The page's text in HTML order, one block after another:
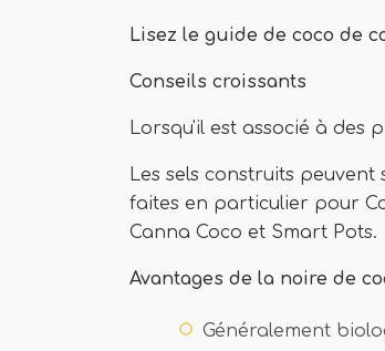
Lisez le guide de coco de
Conseils croissants
Lorsqu'il est associé à des
Les sels construits
faites en particulier pour
Canna Coco et Smart Pots.
Avantages de la noire de
Généralement